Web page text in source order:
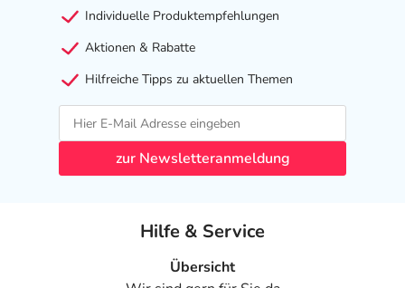
Erkenntnissen abgeraten. Eventuell ist ein Abstillen in
Erwägung zu ziehen.
Ist Ihnen das Arzneimittel trotz einer Gegenanzeige
Apotheker. Der therapeutische Nutzen kann höher sein,
als das Risiko, das die Anwendung bei einer
Gegenanzeige in sich birgt.
Welche unerwünschten Wirkungen können auftreten?
Individuelle Produktempfehlungen
Aktionen & Rabatte
Hilfreiche Tipps zu aktuellen Themen
zur Newsletteranmeldung
Hilfe & Service
Übersicht